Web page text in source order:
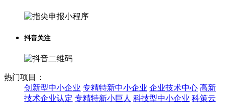
抖音关注
热门项目：
创新型中小企业 专精特新中小企业 企业技术中心 高新
技术企业认定 专精特新小巨人 科技型中小企业 科策云